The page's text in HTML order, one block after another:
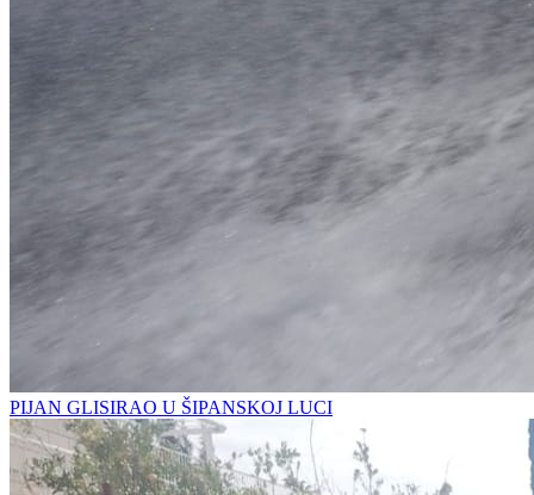
PIJAN GLISIRAO U ŠIPANSKOJ LUCI